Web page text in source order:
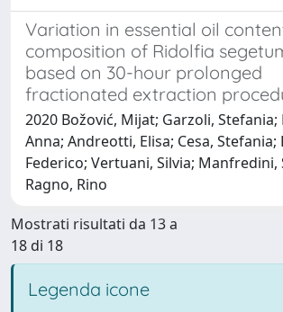
Variation in essential oil
composition of Ridolfia
based on 30-hour prolonged
fractionated extraction
2020 Božović, Mijat; Garzoli,
Anna; Andreotti, Elisa; Cesa, Stefania;
Federico; Vertuani, Silvia; Manfredini,
Ragno, Rino
Mostrati risultati da 13 a
18 di 18
Legenda icone